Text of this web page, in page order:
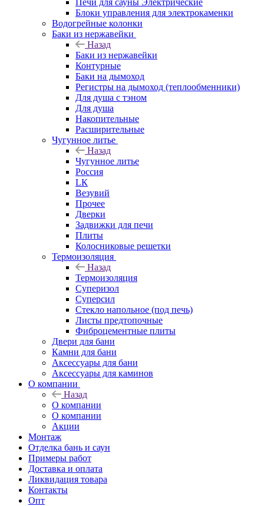
Печи для сауны Электрические
Блоки управления для электрокаменки
Водогрейные колонки
Баки из нержавейки
Назад
Баки из нержавейки
Контурные
Баки на дымоход
Регистры на дымоход (теплообменники)
Для душа с тэном
Для душа
Накопительные
Расширительные
Чугунное литье
Назад
Чугунное литье
Россия
LК
Везувий
Прочее
Дверки
Задвижки для печи
Плиты
Колосниковые решетки
Термоизоляция
Назад
Термоизоляция
Суперизол
Суперсил
Стекло напольное (под печь)
Листы предтопочные
Фиброцементные плиты
Двери для бани
Камни для бани
Аксессуары для бани
Аксессуары для каминов
О компании
Назад
О компании
О компании
Акции
Монтаж
Отделка бань и саун
Примеры работ
Доставка и оплата
Ликвидация товара
Контакты
Опт